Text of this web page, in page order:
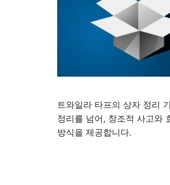
트와일라 타프의 상자 정리
정리를 넘어, 창조적 사고와
방식을 제공합니다.